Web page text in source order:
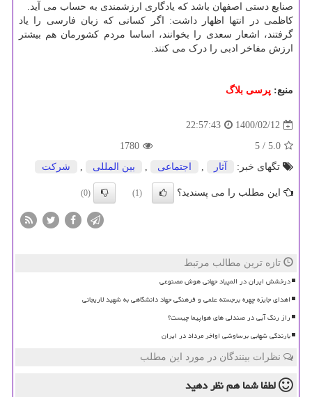
صنایع دستی اصفهان باشد که یادگاری ارزشمندی به حساب می آید.
کاظمی در انتها اظهار داشت: اگر کسانی که زبان فارسی را یاد
گرفتند، اشعار سعدی را بخوانند، اساسا مردم کشورمان هم بیشتر
ارزش مفاخر ادبی را درک می کنند.
منبع: پرسی بلاگ
1400/02/12
22:57:43
5.0
/ 5
1780
تگهای خبر:
آثار , اجتماعی , بین المللی , شركت
این مطلب را می پسندید؟ (1)
(0)
تازه ترین مطالب مرتبط
درخشش ایران در المپیاد جهانی هوش مصنوعی
اهدای جایزه چهره برجسته علمی و فرهنگی جهاد دانشگاهی به شهید لاریجانی
راز رنگ آبی در صندلی های هواپیما چیست؟
بارندگی شهابی برساوشی اواخر مرداد در ایران
نظرات بینندگان در مورد این مطلب
لطفا شما همنظر دهید